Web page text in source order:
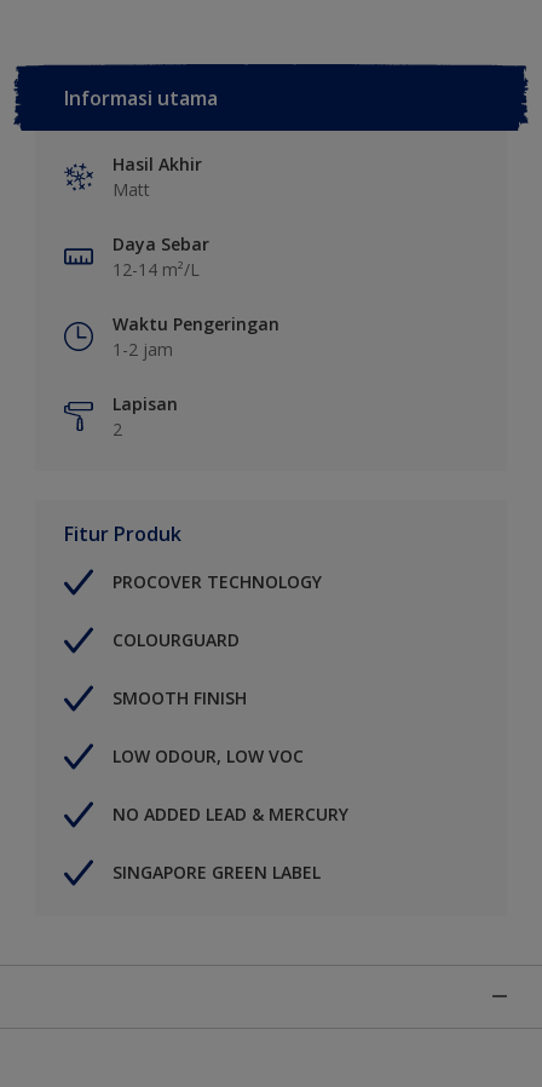
Informasi utama
Hasil Akhir
Matt
Daya Sebar
12-14 m²/L
Waktu Pengeringan
1-2 jam
Lapisan
2
Fitur Produk
PROCOVER TECHNOLOGY
COLOURGUARD
SMOOTH FINISH
LOW ODOUR, LOW VOC
NO ADDED LEAD & MERCURY
SINGAPORE GREEN LABEL